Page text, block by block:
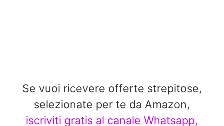
Se vuoi ricevere offerte strepitose,
selezionate per te da Amazon,
iscriviti gratis al canale Whatsapp,